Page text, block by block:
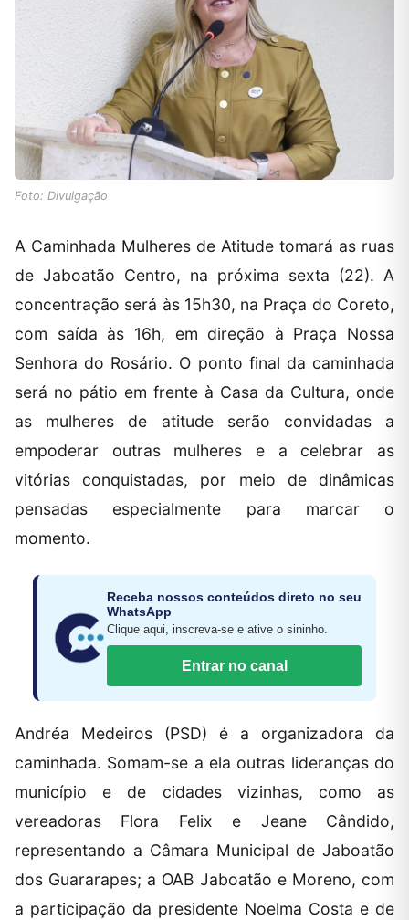
Foto: Divulgação
A Caminhada Mulheres de Atitude tomará as ruas
de Jaboatão Centro, na próxima sexta (22). A
concentração será às 15h30, na Praça do Coreto,
com saída às 16h, em direção à Praça Nossa
Senhora do Rosário. O ponto final da caminhada
será no pátio em frente à Casa da Cultura, onde
as mulheres de atitude serão convidadas a
empoderar outras mulheres e a celebrar as
vitórias conquistadas, por meio de dinâmicas
pensadas especialmente para marcar o
momento.
Receba nossos conteúdos direto no seu
WhatsApp
Clique aqui, inscreva-se e ative o sininho.
Entrar no canal
Andréa Medeiros (PSD) é a organizadora da
caminhada. Somam-se a ela outras lideranças do
município e de cidades vizinhas, como as
vereadoras Flora Felix e Jeane Cândido,
representando a Câmara Municipal de Jaboatão
dos Guararapes; a OAB Jaboatão e Moreno, com
a participação da presidente Noelma Costa e de